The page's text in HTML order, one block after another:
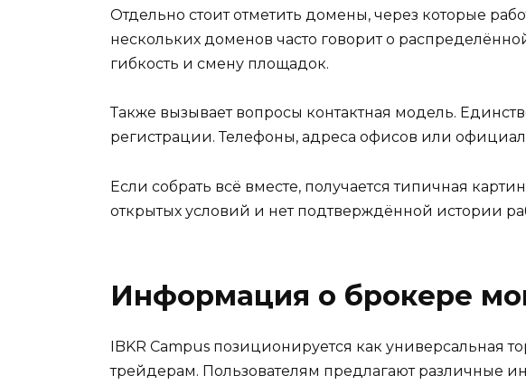
Отдельно стоит отметить домены, через которые
нескольких доменов часто говорит о
гибкость и смену площадок.
Также вызывает вопросы контактная модель.
регистрации. Телефоны, адреса офисов или
Если собрать всё вместе, получается типичная
открытых условий и нет подтверждённой истории
Информация о брокере
IBKR Campus позиционируется как универсальная
трейдерам. Пользователям предлагают различные